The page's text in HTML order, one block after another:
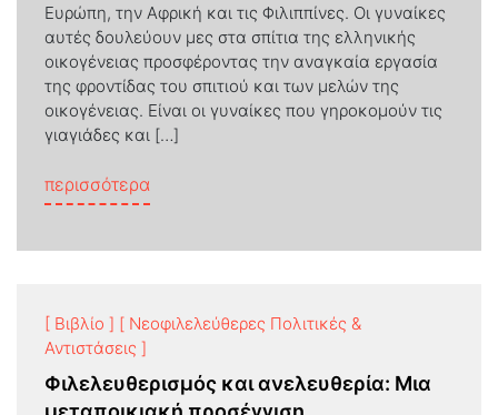
Ευρώπη, την Αφρική και τις Φιλιππίνες. Οι γυναίκες
αυτές δουλεύουν µες στα σπίτια της ελληνικής
οικογένειας προσφέροντας την αναγκαία εργασία
της φροντίδας του σπιτιού και των µελών της
οικογένειας. Είναι οι γυναίκες που γηροκομούν τις
γιαγιάδες και […]
περισσότερα
[ Βιβλίο ] [ Νεοφιλελεύθερες Πολιτικές &
Αντιστάσεις ]
Φιλελευθερισμός και ανελευθερία: Mια